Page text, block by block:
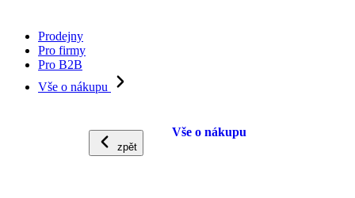
Prodejny
Pro firmy
Pro B2B
Vše o nákupu
zpět
Vše o nákupu